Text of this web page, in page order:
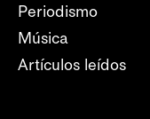
Periodismo
Música
Artículos leídos